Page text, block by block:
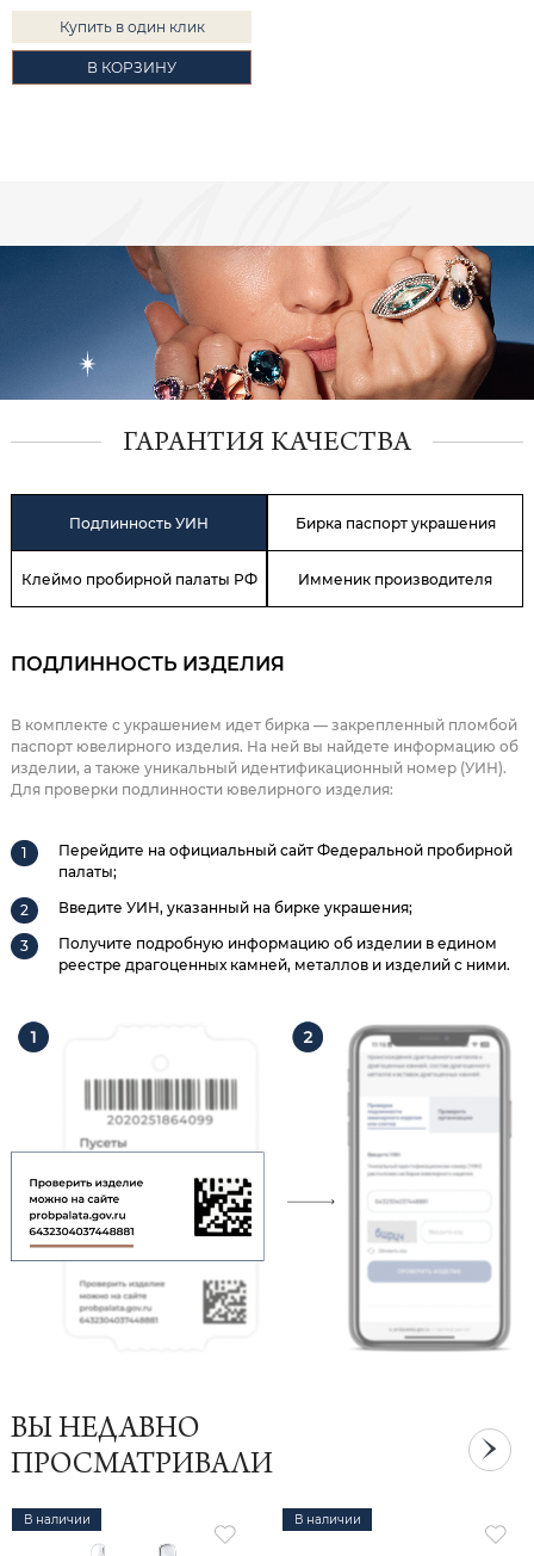
Купить в один клик
В КОРЗИНУ
ГАРАНТИЯ КАЧЕСТВА
Подлинность УИН Бирка паспорт украшения
Клеймо пробирной палаты РФ Имменик производителя
ПОДЛИННОСТЬ ИЗДЕЛИЯ
В комплекте с украшением идет бирка — закрепленный пломбой
паспорт ювелирного изделия. На ней вы найдете информацию об
изделии, а также уникальный идентификационный номер (УИН).
Для проверки подлинности ювелирного изделия:
Перейдите на официальный сайт Федеральной пробирной
палаты;
Введите УИН, указанный на бирке украшения;
Получите подробную информацию об изделии в едином
реестре драгоценных камней, металлов и изделий с ними.
ВЫ НЕДАВНО
ПРОСМАТРИВАЛИ
В наличии В наличии